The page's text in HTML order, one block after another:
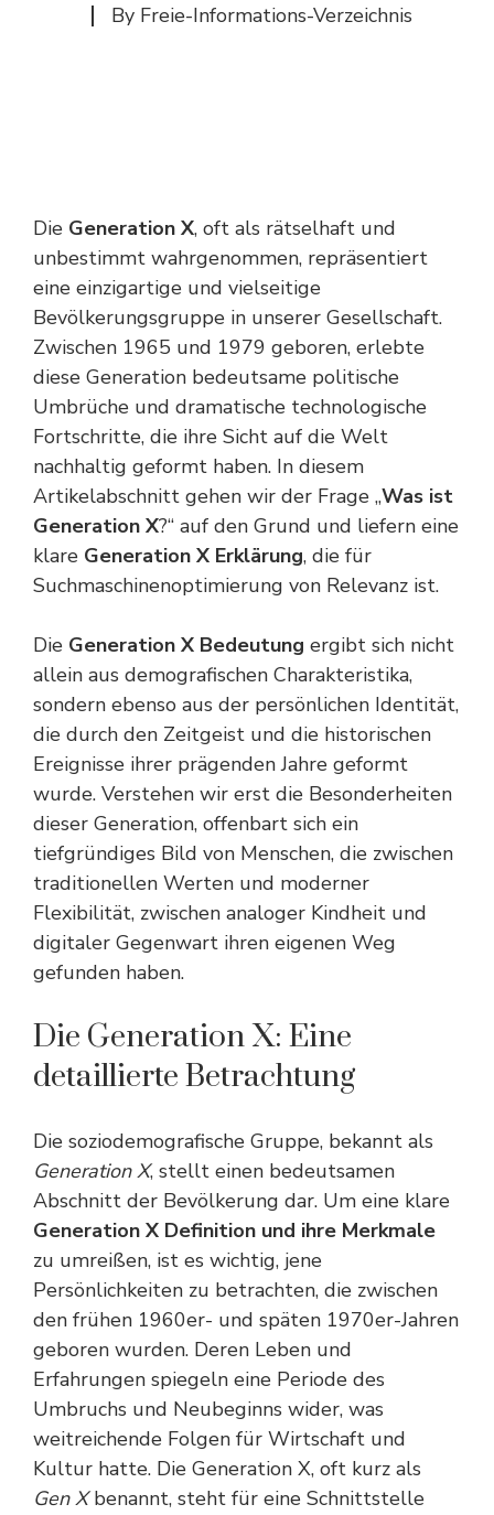
By Freie-Informations-Verzeichnis
Die Generation X, oft als rätselhaft und
unbestimmt wahrgenommen, repräsentiert
eine einzigartige und vielseitige
Bevölkerungsgruppe in unserer Gesellschaft.
Zwischen 1965 und 1979 geboren, erlebte
diese Generation bedeutsame politische
Umbrüche und dramatische technologische
Fortschritte, die ihre Sicht auf die Welt
nachhaltig geformt haben. In diesem
Artikelabschnitt gehen wir der Frage „Was ist
Generation X?“ auf den Grund und liefern eine
klare Generation X Erklärung, die für
Suchmaschinenoptimierung von Relevanz ist.
Die Generation X Bedeutung ergibt sich nicht
allein aus demografischen Charakteristika,
sondern ebenso aus der persönlichen Identität,
die durch den Zeitgeist und die historischen
Ereignisse ihrer prägenden Jahre geformt
wurde. Verstehen wir erst die Besonderheiten
dieser Generation, offenbart sich ein
tiefgründiges Bild von Menschen, die zwischen
traditionellen Werten und moderner
Flexibilität, zwischen analoger Kindheit und
digitaler Gegenwart ihren eigenen Weg
gefunden haben.
Die Generation X: Eine
detaillierte Betrachtung
Die soziodemografische Gruppe, bekannt als
Generation X, stellt einen bedeutsamen
Abschnitt der Bevölkerung dar. Um eine klare
Generation X Definition und ihre Merkmale
zu umreißen, ist es wichtig, jene
Persönlichkeiten zu betrachten, die zwischen
den frühen 1960er- und späten 1970er-Jahren
geboren wurden. Deren Leben und
Erfahrungen spiegeln eine Periode des
Umbruchs und Neubeginns wider, was
weitreichende Folgen für Wirtschaft und
Kultur hatte. Die Generation X, oft kurz als
Gen Xbenannt, steht für eine Schnittstelle